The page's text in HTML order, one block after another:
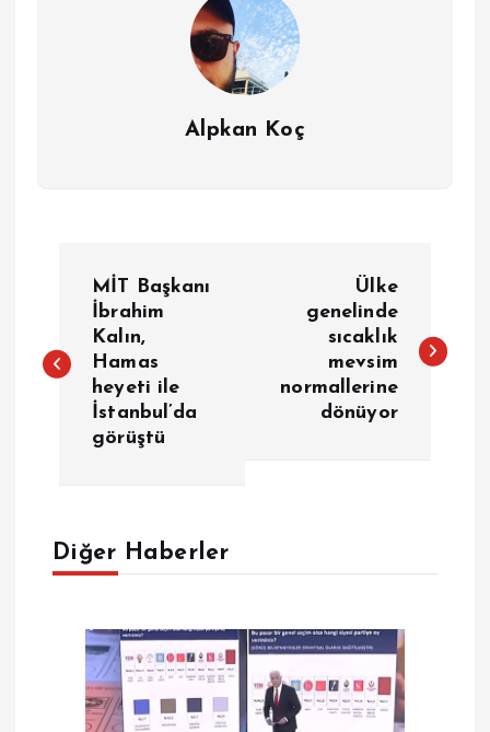
Alpkan Koç
z
e
z
MİT Başkanı
İbrahim
Kalın,
Hamas
heyeti ile
İstanbul’da
görüştü
Ülke
genelinde
sıcaklık
mevsim
normallerine
dönüyor
Diğer Haberler